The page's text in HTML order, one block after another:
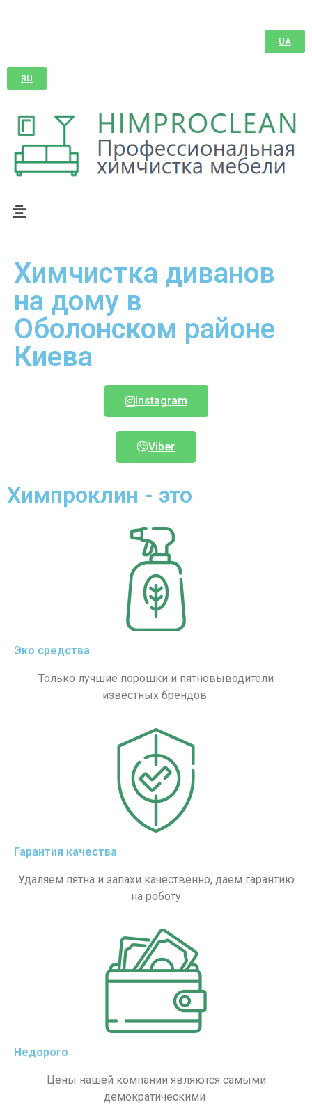
UA
RU
Химчистка диванов
на дому в
Оболонском районе
Киева
Instagram
Viber
Химпроклин - это
Эко средства
Только лучшие порошки и пятновыводители
известных брендов
Гарантия качества
Удаляем пятна и запахи качественно, даем гарантию
на роботу
Недорого
Цены нашей компании являются самыми
демократическими